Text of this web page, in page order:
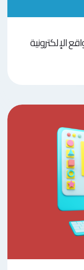
الإلكترونية